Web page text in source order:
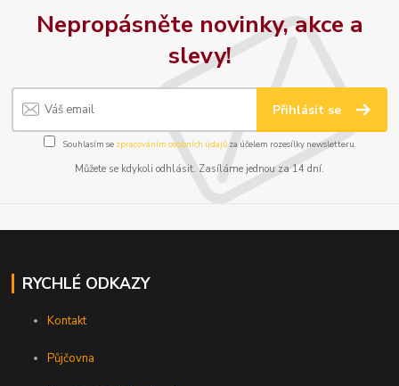
Nepropásněte novinky, akce a
slevy!
Přihlásit se
Souhlasím se zpracováním osobních údajůza účelem rozesílky newsletteru.
Můžete se kdykoli odhlásit. Zasíláme jednou za 14 dní.
RYCHLÉ ODKAZY
Kontakt
Půjčovna